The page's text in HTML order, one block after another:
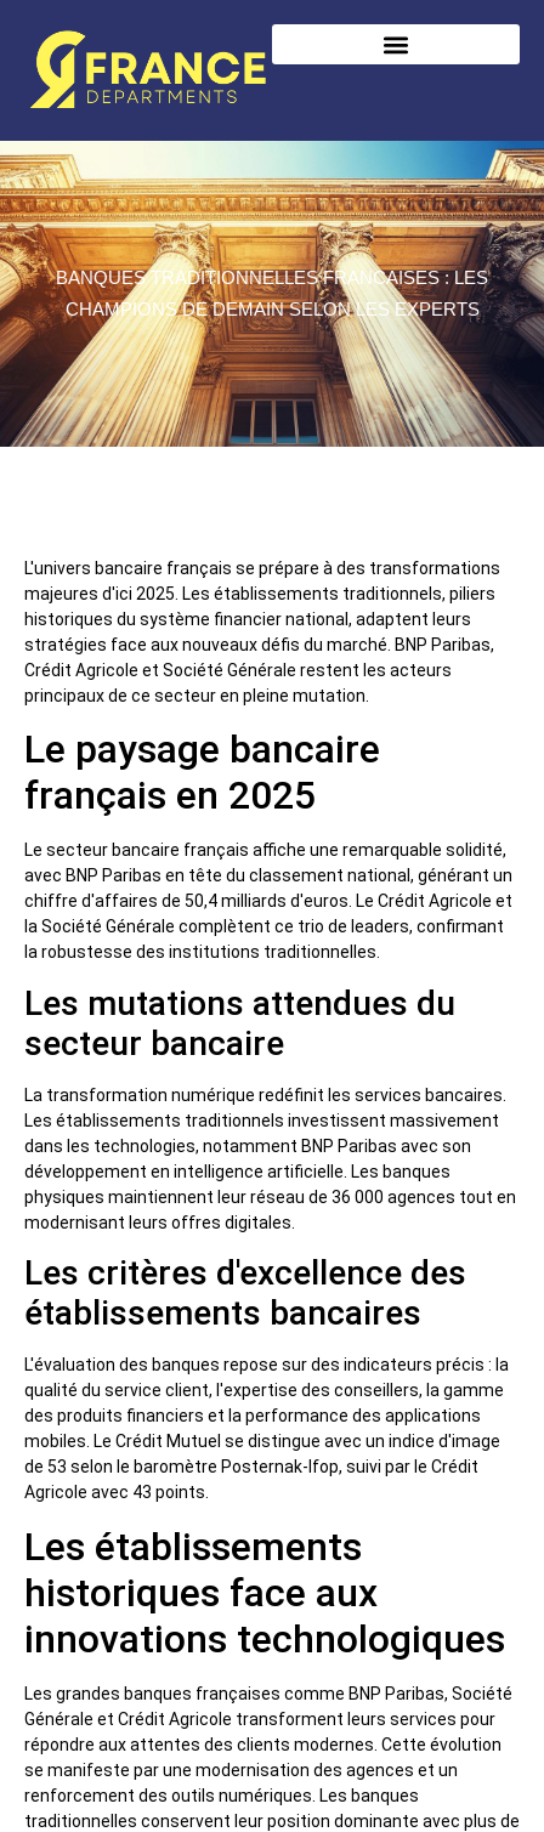
BANQUES TRADITIONNELLES FRANCAISES : LES
CHAMPIONS DE DEMAIN SELON LES EXPERTS
L'univers bancaire français se prépare à des transformations
majeures d'ici 2025. Les établissements traditionnels, piliers
historiques du système financier national, adaptent leurs
stratégies face aux nouveaux défis du marché. BNP Paribas,
Crédit Agricole et Société Générale restent les acteurs
principaux de ce secteur en pleine mutation.
Le paysage bancaire
français en 2025
Le secteur bancaire français affiche une remarquable solidité,
avec BNP Paribas en tête du classement national, générant un
chiffre d'affaires de 50,4 milliards d'euros. Le Crédit Agricole et
la Société Générale complètent ce trio de leaders, confirmant
la robustesse des institutions traditionnelles.
Les mutations attendues du
secteur bancaire
La transformation numérique redéfinit les services bancaires.
Les établissements traditionnels investissent massivement
dans les technologies, notamment BNP Paribas avec son
développement en intelligence artificielle. Les banques
physiques maintiennent leur réseau de 36 000 agences tout en
modernisant leurs offres digitales.
Les critères d'excellence des
établissements bancaires
L'évaluation des banques repose sur des indicateurs précis : la
qualité du service client, l'expertise des conseillers, la gamme
des produits financiers et la performance des applications
mobiles. Le Crédit Mutuel se distingue avec un indice d'image
de 53 selon le baromètre Posternak-Ifop, suivi par le Crédit
Agricole avec 43 points.
Les établissements
historiques face aux
innovations technologiques
Les grandes banques françaises comme BNP Paribas, Société
Générale et Crédit Agricole transforment leurs services pour
répondre aux attentes des clients modernes. Cette évolution
se manifeste par une modernisation des agences et un
renforcement des outils numériques. Les banques
traditionnelles conservent leur position dominante avec plus de